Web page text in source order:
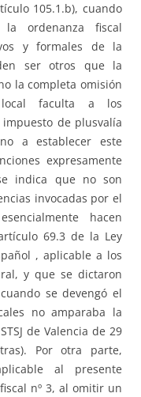
105.1.b), cuando
ordenanza fiscal
y formales de la
ser otros que la
la completa omisión
faculta a los
de plusvalía
a establecer este
expresamente
indica que no son
invocadas por el
hacen
69.3 de la Ley
, aplicable a los
y que se dictaron
se devengó el
no amparaba la
de Valencia de 29
Por otra parte,
al presente
nº 3, al omitir un